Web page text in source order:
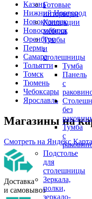
Готовые
интерьеры
Коллекции
мебели
Тумбы
и
столешницы
Тумба
Панель
с
без
Тумба
с
Подстолье
для
столешницы
Зеркала,
полки,
зеркало-
Казань
Нижний Новгород
Новокузнецк
Новосибирск
Оренбург
Пермь
Самара
Тольятти
Томск
Тюмень
Чебоксары
Ярославль
Магазины на
Смотреть на Яндекс
Доставка
и самовывоз